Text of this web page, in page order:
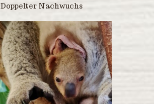
Doppelter Nachwuchs